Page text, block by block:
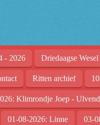
- 2026 Driedaagse
Ritten archief
Klimrondje Joep - Ulvend
01-08-2026: Linne 03-